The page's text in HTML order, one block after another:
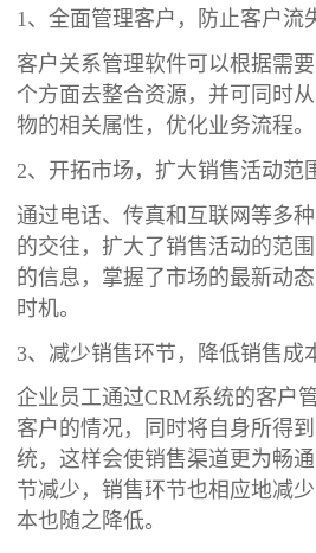
1、全面管理客户，防止客户流
客户关系管理软件可以根据需
个方面去整合资源，并可同时
物的相关属性，优化业务流程。
2、开拓市场，扩大销售活动范
通过电话、传真和互联网等多
的交往，扩大了销售活动的范
的信息，掌握了市场的最新动
时机。
3、减少销售环节，降低销售成
企业员工通过CRM系统的客户
客户的情况，同时将自身所得
统，这样会使销售渠道更为畅
节减少，销售环节也相应地减
本也随之降低。